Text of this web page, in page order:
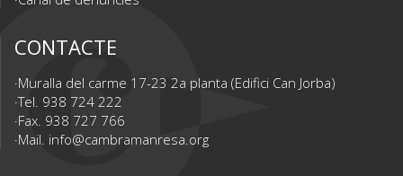
CONTACTE
Muralla del carme 17-23 2a planta (Edifici Can Jorba)
Tel. 938 724 222
Fax. 938 727 766
Mail. info@cambramanresa.org